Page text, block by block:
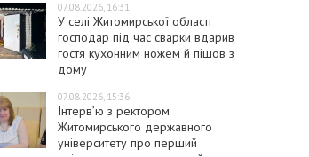
07.08.2026, 16:31
У селі Житомирської області
господар під час сварки вдарив
гостя кухонним ножем й пішов з
дому
07.08.2026, 15:36
Інтерв’ю з ректором
Житомирського державного
університету про перший